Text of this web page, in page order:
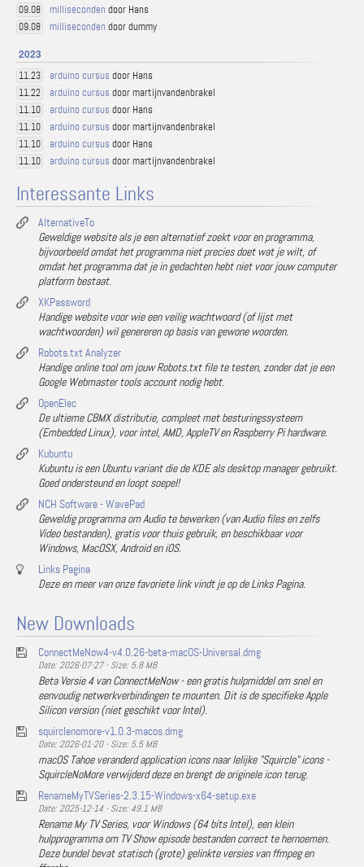
09.08 milliseconden door Hans
09.08 milliseconden door dummy
2023
11.23 arduino cursus door Hans
11.22 arduino cursus door martijnvandenbrakel
11.10 arduino cursus door Hans
11.10 arduino cursus door martijnvandenbrakel
11.10 arduino cursus door Hans
11.10 arduino cursus door martijnvandenbrakel
Interessante Links
AlternativeTo
Geweldige website als je een alternatief zoekt voor en programma,
bijvoorbeeld omdat het programma niet precies doet wat je wilt, of
omdat het programma dat je in gedachten hebt niet voor jouw computer
platform bestaat.
XKPassword
Handige website voor wie een veilig wachtwoord (of lijst met
wachtwoorden) wil genereren op basis van gewone woorden.
Robots.txt Analyzer
Handige online tool om jouw Robots.txt file te testen, zonder dat je een
Google Webmaster tools account nodig hebt.
OpenElec
De ultieme CBMX distributie, compleet met besturingssysteem
(Embedded Linux), voor intel, AMD, AppleTV en Raspberry Pi hardware.
Kubuntu
Kubuntu is een Ubuntu variant die de KDE als desktop manager gebruikt.
Goed ondersteund en loopt soepel!
NCH Software - WavePad
Geweldig programma om Audio te bewerken (van Audio files en zelfs
Video bestanden), gratis voor thuis gebruik, en beschikbaar voor
Windows, MacOSX, Android en iOS.
Links Pagina
Deze en meer van onze favoriete link vindt je op de Links Pagina.
New Downloads
ConnectMeNow4-v4.0.26-beta-macOS-Universal.dmg
Date: 2026-07-27 - Size: 5.8 MB
Beta Versie 4 van ConnectMeNow - een gratis hulpmiddel om snel en
eenvoudig netwerkverbindingen te mounten. Dit is de specifieke Apple
Silicon version (niet geschikt voor Intel).
squirclenomore-v1.0.3-macos.dmg
Date: 2026-01-20 - Size: 5.5 MB
macOS Tahoe veranderd application icons naar lelijke "Squircle" icons -
SquircleNoMore verwijderd deze en brengt de originele icon terug.
RenameMyTVSeries-2.3.15-Windows-x64-setup.exe
Date: 2025-12-14 - Size: 49.1 MB
Rename My TV Series, voor Windows (64 bits Intel), een klein
hulpprogramma om TV Show episode bestanden correct te hernoemen.
Deze bundel bevat statisch (grote) gelinkte versies van ffmpeg en